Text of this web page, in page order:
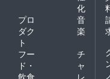
化
プロ
ダク
ト
音
楽
フー
ド・
チ
ャ